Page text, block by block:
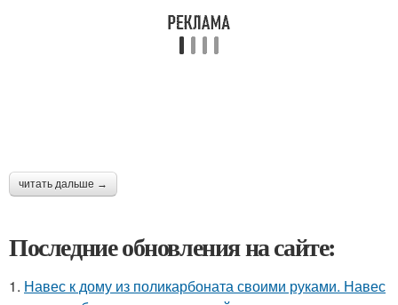
читать дальше →
Последние обновления на сайте:
1. Навес к дому из поликарбоната своими руками. Навес